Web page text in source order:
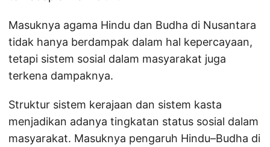
Masuknya agama Hindu dan Budha di Nusantara
tidak hanya berdampak dalam hal kepercayaan,
tetapi sistem sosial dalam masyarakat juga
terkena dampaknya.
Struktur sistem kerajaan dan sistem kasta
menjadikan adanya tingkatan status sosial dalam
masyarakat. Masuknya pengaruh Hindu–Budha di